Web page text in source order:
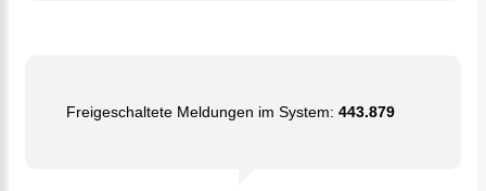
Freigeschaltete Meldungen im System: 443.879